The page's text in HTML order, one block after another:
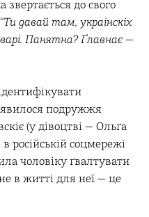
до свого
“Ти давай там, украінскіх
Панятна? Ґлавнає —
подружжя
(у дівоцтві — Ольґа
в російській соцмережі
чоловіку ґвалтувати
в житті для неї — це